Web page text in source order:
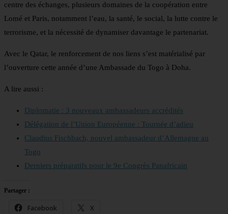
centre des échanges, plusieurs domaines de la coopération entre
Lomé et Paris, notamment l’eau, la santé, le social, la lutte contre le
terrorisme, et la nécessité de dynamiser davantage le partenariat.
Avec le Qatar, le renforcement de nos liens s’est matérialisé par
l’ouverture cette année d’une Ambassade du Togo à Doha.
A lire aussi :
Diplomatie : 3 nouveaux ambassadeurs accrédités
Délégation de l’Union Européenne : Tournée d’adieu
Claudius Fischbach, nouvel ambassadeur d’Allemagne au
Togo
Derniers préparatifs pour le 9e Congrès Panafricain
Partager :
Facebook X